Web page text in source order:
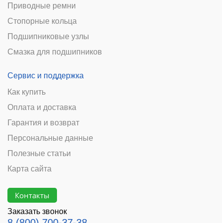
Приводные ремни
Стопорные кольца
Подшипниковые узлы
Смазка для подшипников
Сервис и поддержка
Как купить
Оплата и доставка
Гарантия и возврат
Персональные данные
Полезные статьи
Карта сайта
Контакты
Заказать звонок